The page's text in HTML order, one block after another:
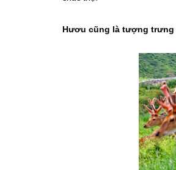
Hươu cũng là tượng